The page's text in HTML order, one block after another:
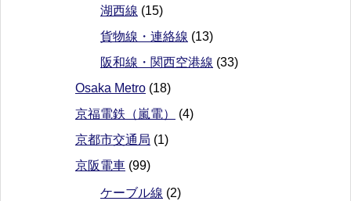
湖西線 (15)
貨物線・連絡線 (13)
阪和線・関西空港線 (33)
Osaka Metro (18)
京福電鉄（嵐電）
(4)
京都市交通局 (1)
京阪電車 (99)
ケーブル線 (2)